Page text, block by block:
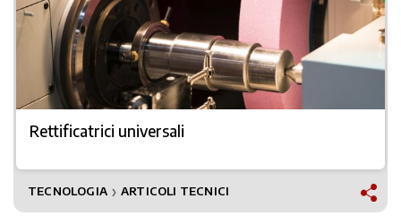
Rettificatrici universali
TECNOLOGIA ❯ ARTICOLI TECNICI